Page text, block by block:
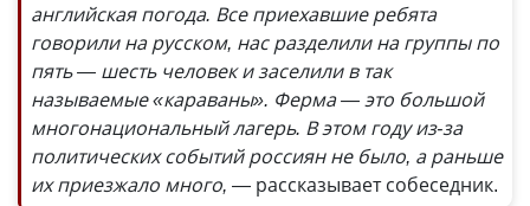
английская погода. Все приехавшие ребята
говорили на русском, нас разделили на группы по
пять — шесть человек и заселили в так
называемые «караваны». Ферма — это большой
многонациональный лагерь. В этом году из-за
политических событий россиян не было, а раньше
их приезжало много, — рассказывает собеседник.